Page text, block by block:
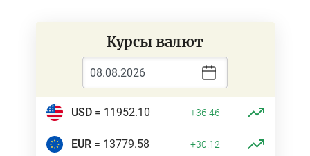
Курсы валют
USD= 11952.10 +36.46
EUR= 13779.58 +30.12